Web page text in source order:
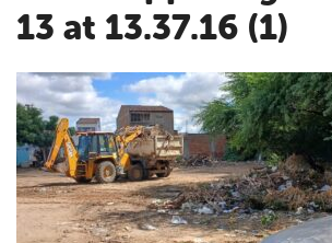
13 at 13.37.16 (1)